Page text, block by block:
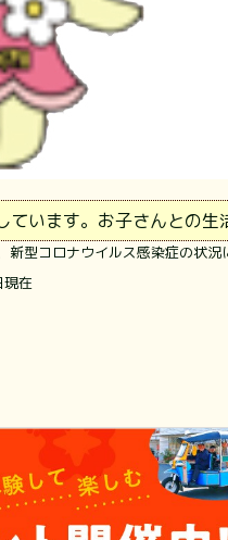
います。お子さんとの
新型コロナウイルス感染症の状
在